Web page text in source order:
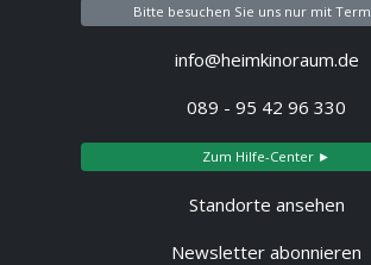
Bitte besuchen Sie uns nur mit
info@heimkinoraum.de
089 - 95 42 96 330
Zum Hilfe-Center ►
Standorte ansehen
Newsletter abonnieren